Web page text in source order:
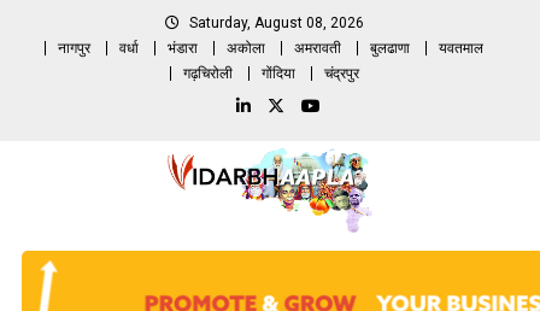
Saturday, August 08, 2026
नागपुर
वर्धा भंडारा अकोला अमरावती बुलढाणा
यवतमाल
गढ़चिरोली
गोंदिया चंद्रपुर